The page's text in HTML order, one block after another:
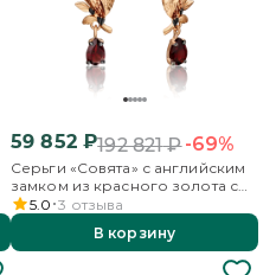
59 852₽192 821₽-69%
Серьги «Совята» с английским
замком из красного золота с
гранатом и эмалью
5.0 3 отзыва
В корзину